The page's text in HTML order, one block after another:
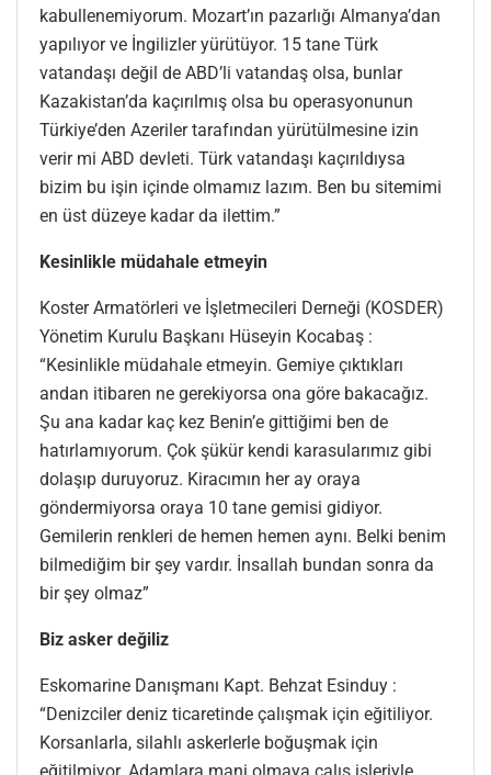
kabullenemiyorum. Mozart’ın pazarlığı Almanya’dan
yapılıyor ve İngilizler yürütüyor. 15 tane Türk
vatandaşı değil de ABD’li vatandaş olsa, bunlar
Kazakistan’da kaçırılmış olsa bu operasyonunun
Türkiye’den Azeriler tarafından yürütülmesine izin
verir mi ABD devleti. Türk vatandaşı kaçırıldıysa
bizim bu işin içinde olmamız lazım. Ben bu sitemimi
en üst düzeye kadar da ilettim.”
Kesinlikle müdahale etmeyin
Koster Armatörleri ve İşletmecileri Derneği (KOSDER)
Yönetim Kurulu Başkanı Hüseyin Kocabaş :
“Kesinlikle müdahale etmeyin. Gemiye çıktıkları
andan itibaren ne gerekiyorsa ona göre bakacağız.
Şu ana kadar kaç kez Benin’e gittiğimi ben de
hatırlamıyorum. Çok şükür kendi karasularımız gibi
dolaşıp duruyoruz. Kiracımın her ay oraya
göndermiyorsa oraya 10 tane gemisi gidiyor.
Gemilerin renkleri de hemen hemen aynı. Belki benim
bilmediğim bir şey vardır. İnsallah bundan sonra da
bir şey olmaz”
Biz asker değiliz
Eskomarine Danışmanı Kapt. Behzat Esinduy :
“Denizciler deniz ticaretinde çalışmak için eğitiliyor.
Korsanlarla, silahlı askerlerle boğuşmak için